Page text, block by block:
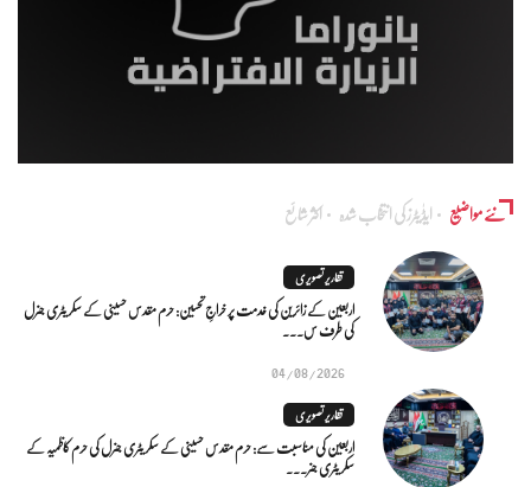
نئے مواضیع ایڈٰیٹرز کی انتخاب شدہ اکثر شائع
تقاریر تصویری
اربعین کے زائرین کی خدمت پر خراجِ تحسین: حرم مقدس حسینی کے سکریٹری جنرل
کی طرف س...
04/08/2026
تقاریر تصویری
اربعین کی مناسبت سے: حرم مقدس حسینی کے سکریٹری جنرل کی حرم کاظمیہ کے
سکریٹری جنر...